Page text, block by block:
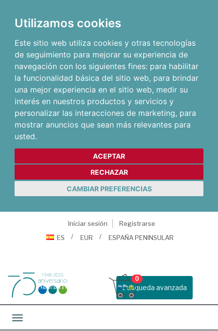
Utilizamos cookies
Este sitio web utiliza cookies y otras tecnologías
de seguimiento para mejorar su experiencia de
navegación con los siguientes fines: para habilitar
la funcionalidad básica del sitio web, para brindar
una mejor experiencia en el sitio web, medir su
interés en nuestros productos y servicios y
personalizar las interacciones de marketing, para
mostrar anuncios que sean más relevantes para
usted.
ACEPTAR
RECHAZAR
CAMBIAR PREFERENCIAS
Iniciar sesión
Registrarse
ES
EUR ESPAÑA PENINSULAR
Busqueda avanzada
0
Toggle navigation